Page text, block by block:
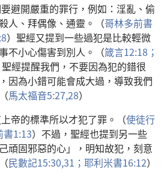
避開嚴重的罪行，例如：淫亂、偷
人、拜偶像、通靈。（哥林多前書
）聖經又提到一些過犯是比較輕微
不小心傷害到別人。（箴言12:18；
經提醒我們，不要因為犯的錯很
因為小錯可能會成大過，導致我們
馬太福音5:27,28）
帝的標準所以才犯了罪。（使徒行
書1:13）不過，聖經也提到另一些
頑固邪惡的心」，明知故犯，刻意
民數記15:30,31； 耶利米書16:12）